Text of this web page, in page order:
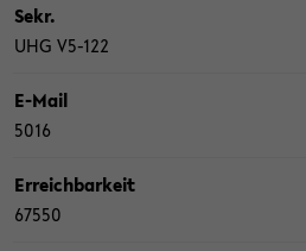
Sekr.
UHG V5-​122
E-​Mail
5016
Er­reich­bar­keit
67550